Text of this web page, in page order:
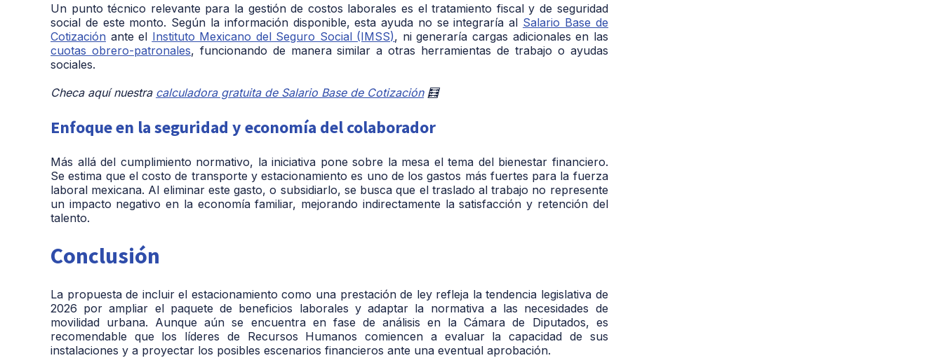
Un punto técnico relevante para la gestión de costos laborales es el tratamiento fiscal y de seguridad
social de este monto. Según la información disponible, esta ayuda no se integraría al Salario Base de
Cotización ante el Instituto Mexicano del Seguro Social (IMSS), ni generaría cargas adicionales en las
cuotas obrero-patronales, funcionando de manera similar a otras herramientas de trabajo o ayudas
sociales.
Checa aquí nuestra calculadora gratuita de Salario Base de Cotización🧮
Enfoque en la seguridad y economía del colaborador
Más allá del cumplimiento normativo, la iniciativa pone sobre la mesa el tema del bienestar financiero.
Se estima que el costo de transporte y estacionamientoes uno de los gastos más fuertes para la fuerza
laboral mexicana. Al eliminar este gasto, o subsidiarlo, se busca que el traslado al trabajo no represente
un impacto negativo en la economía familiar, mejorando indirectamente la satisfacción y retención del
talento.
Conclusión
La propuesta de incluir el estacionamiento como una prestación de ley refleja la tendencia legislativa de
2026 por ampliar el paquete de beneficios laborales y adaptar la normativa a las necesidades de
movilidad urbana. Aunque aún se encuentra en fase de análisis en la Cámara de Diputados, es
recomendable que los líderes de Recursos Humanos comiencen a evaluar la capacidad de sus
instalaciones y a proyectar los posibles escenarios financieros ante una eventual aprobación.